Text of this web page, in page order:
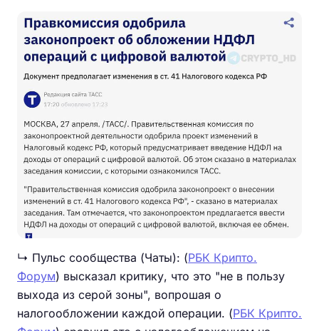
↳ Пульс сообщества (Чаты): (РБК Крипто.
Форум) высказал критику, что это "не в пользу
выхода из серой зоны", вопрошая о
налогообложении каждой операции. (РБК Крипто.